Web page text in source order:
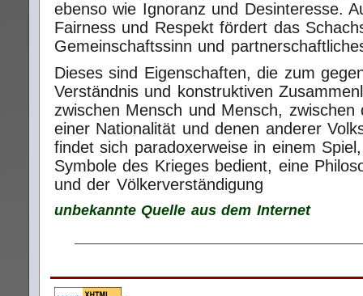
ebenso wie Ignoranz und Desinteresse.
Fairness und Respekt fördert das
Gemeinschaftssinn und
Dieses sind Eigenschaften, die zum
Verständnis und konstruktiven
zwischen Mensch und Mensch, zwischen
einer Nationalität und denen anderer
findet sich paradoxerweise in einem
Symbole des Krieges bedient, eine
und der Völkerverständigung
unbekannte Quelle aus dem Internet